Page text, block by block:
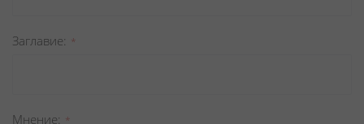
Заглавиe
Мнение